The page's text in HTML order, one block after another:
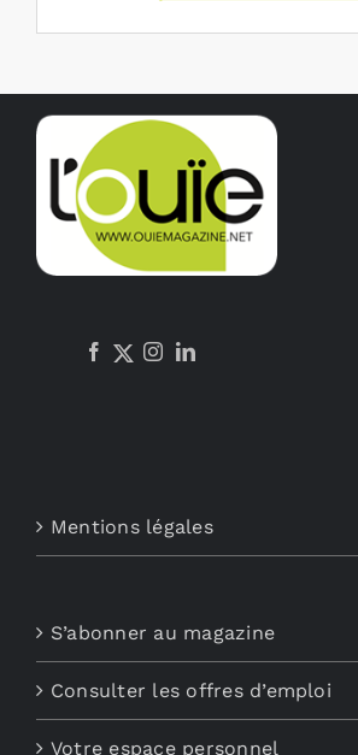
Mentions légales
S’abonner au magazine
Consulter les offres d’emploi
Votre espace personnel